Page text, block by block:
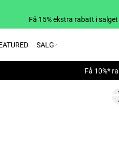
Få 15% ekstra rabatt i
SALG
Få 10%*